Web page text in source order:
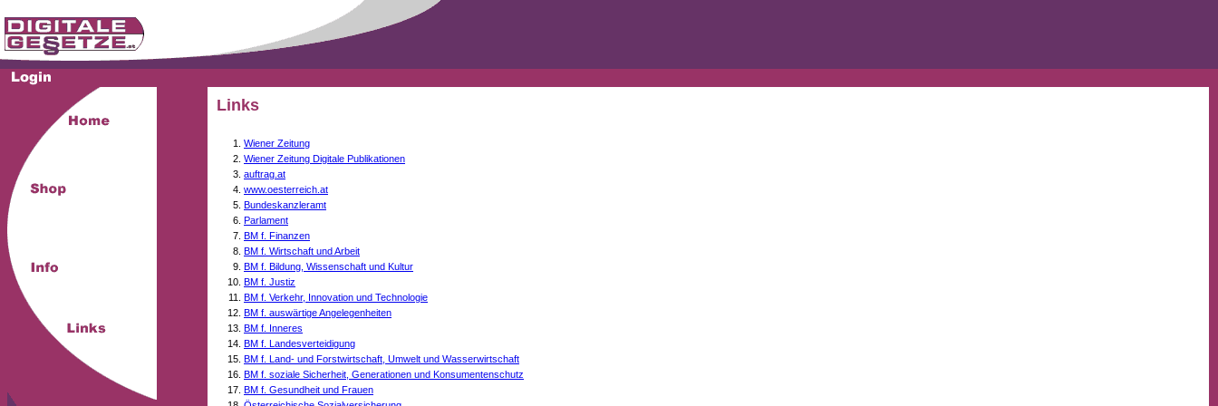
Links
Wiener Zeitung
Wiener Zeitung Digitale Publikationen
auftrag.at
www.oesterreich.at
Bundeskanzleramt
Parlament
BM f. Finanzen
BM f. Wirtschaft und Arbeit
BM f. Bildung, Wissenschaft und Kultur
BM f. Justiz
BM f. Verkehr, Innovation und Technologie
BM f. auswärtige Angelegenheiten
BM f. Inneres
BM f. Landesverteidigung
BM f. Land- und Forstwirtschaft, Umwelt und Wasserwirtschaft
BM f. soziale Sicherheit, Generationen und Konsumentenschutz
BM f. Gesundheit und Frauen